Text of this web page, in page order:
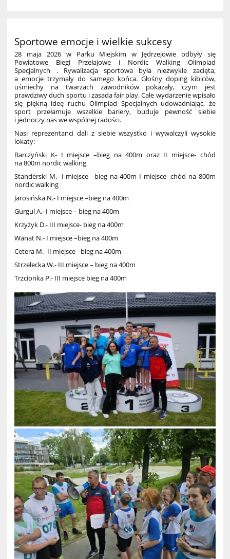
Sportowe emocje i wielkie sukcesy
28 maja 2026 w Parku Miejskim w Jędrzejowie odbyły się
Powiatowe Biegi Przełajowe i Nordic Walking Olimpiad
Specjalnych . Rywalizacja sportowa była niezwykle zacięta,
a emocje trzymały do samego końca. Głośny doping kibiców,
uśmiechy na twarzach zawodników pokazały, czym jest
prawdziwy duch sportu i zasada fair play. Całe wydarzenie wpisało
się piękną ideę ruchu Olimpiad Specjalnych udowadniając, że
sport przełamuje wszelkie bariery, buduje pewność siebie
i jednoczy nas we wspólnej radości.
Nasi reprezentanci dali z siebie wszystko i wywalczyli wysokie
lokaty:
Barczyński K- I miejsce –bieg na 400m oraz II miejsce- chód
na 800m nordic walking
Standerski M.- I miejsce –bieg na 400m I miejsce- chód na 800m
nordic walking
Jarosińska N.- I miejsce –bieg na 400m
Gurgul A.- I miejsce – bieg na 400m
Krzyżyk D.- III miejsce- bieg na 400m
Wanat N.- I miejsce –bieg na 400m
Cetera M.- II miejsce –bieg na 400m
Strzelecka W.- III miejsce – bieg na 400m
Trzcionka P.- III miejsce bieg na 400m